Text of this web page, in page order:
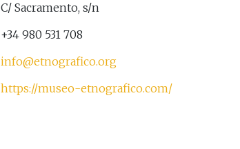
C/ Sacramento, s/n
+34 980 531 708
info@etnografico.org
https://museo-etnografico.com/